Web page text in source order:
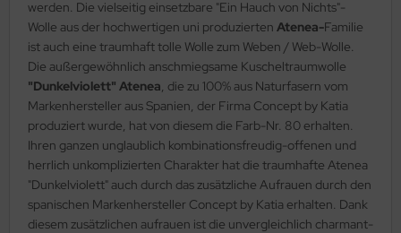
werden. Die vielseitig einsetzbare "Ein Hauch von Nichts"-
Wolle aus der hochwertigen uni produzierten Atenea-Familie
ist auch eine traumhaft tolle Wolle zum Weben / Web-Wolle.
Die außergewöhnlich anschmiegsame Kuscheltraumwolle
"Dunkelviolett" Atenea, die zu 100% aus Naturfasern vom
Markenhersteller aus Spanien, der Firma Concept by Katia
produziert wurde, hat von diesem die Farb-Nr. 80 erhalten.
Ihren ganzen unglaublich kombinationsfreudig-offenen und
herrlich unkomplizierten Charakter hat die traumhafte Atenea
"Dunkelviolett" auch durch das zusätzliche Aufrauen durch den
spanischen Markenhersteller Concept by Katia erhalten. Dank
diesem zusätzlichen aufrauen ist die unvergleichlich charmant-